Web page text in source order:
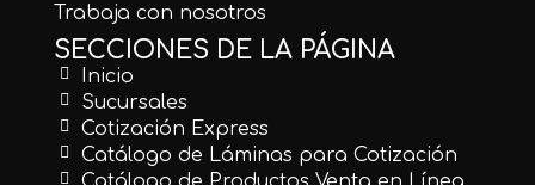
Trabaja con nosotros
SECCIONES DE LA PÁGINA
Inicio
Sucursales
Cotización Express
Catálogo de Láminas para Cotización